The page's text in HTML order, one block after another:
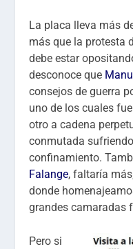
La placa lleva más
más que la protesta
debe estar
desconoce que
consejos de guerra
uno de los cuales
otro a cadena
conmutada
confinamiento.
Falange, faltaría
donde
grandes camaradas
Pero si